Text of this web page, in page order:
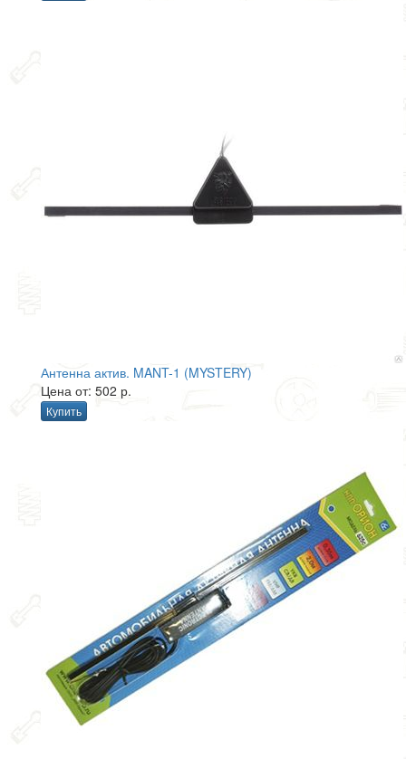
Антенна актив. MANT-1 (MYSTERY)
Цена от: 502 р.
Купить